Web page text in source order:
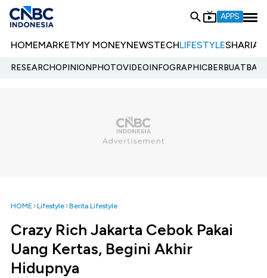
APPS
HOMEMARKETMY MONEYNEWSTECHLIFESTYLESHARIA
RESEARCHOPINIONPHOTOVIDEOINFOGRAPHIC
HOME Lifestyle Berita Lifestyle
Crazy Rich Jakarta Cebok Pakai
Uang Kertas, Begini Akhir
Hidupnya